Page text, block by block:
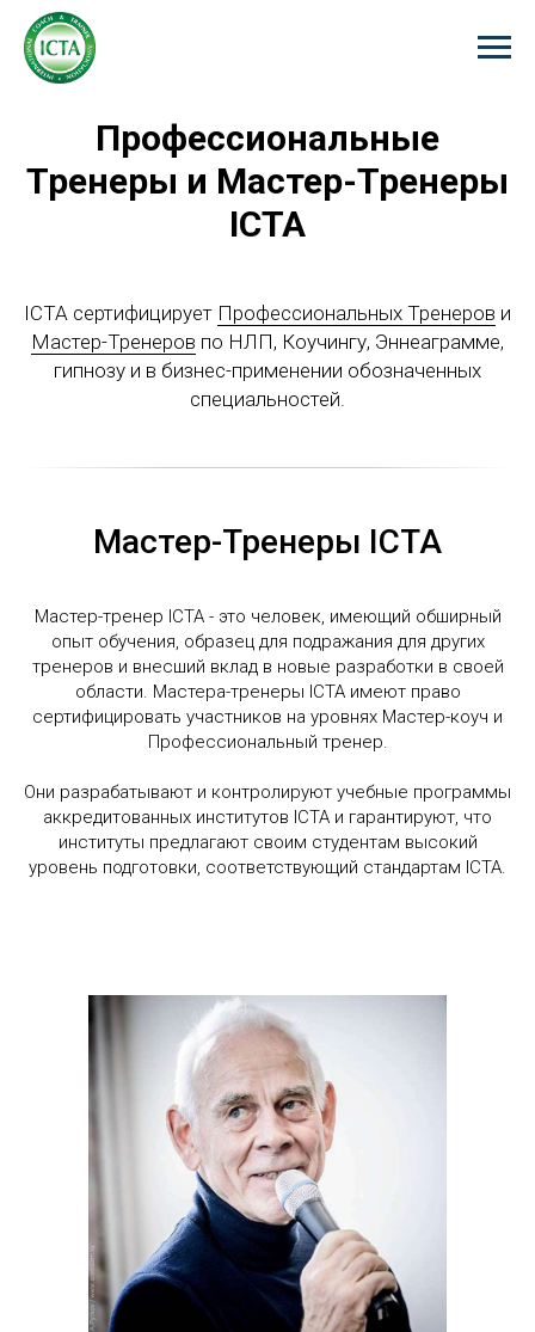
Профессиональные
Тренеры и Мастер-Тренеры
ICTA
ICTA сертифицирует Профессиональных Тренеров и
Мастер-Тренеров по НЛП, Коучингу, Эннеаграмме,
гипнозу и в бизнес-применении обозначенных
специальностей.
Мастер-Тренеры ICTA
Мастер-тренер ICTA - это человек, имеющий обширный
опыт обучения, образец для подражания для других
тренеров и внесший вклад в новые разработки в своей
области. Мастера-тренеры ICTA имеют право
сертифицировать участников на уровнях Мастер-коуч и
Профессиональный тренер.
Они разрабатывают и контролируют учебные программы
аккредитованных институтов ICTA и гарантируют, что
институты предлагают своим студентам высокий
уровень подготовки, соответствующий стандартам ICTA.